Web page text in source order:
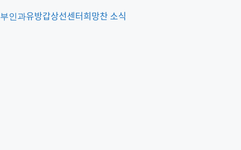
부인과유방갑상선센터 희망찬 소식